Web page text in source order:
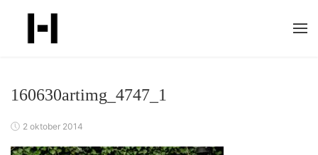
content
160630artimg_4747_1
2 oktober 2014